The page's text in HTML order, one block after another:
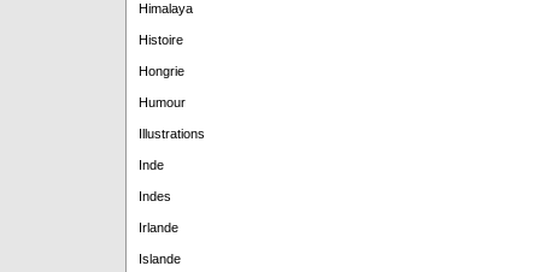
Himalaya
Histoire
Hongrie
Humour
Illustrations
Inde
Indes
Irlande
Islande